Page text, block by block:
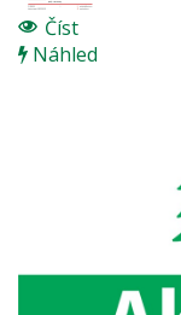
Číst
Náhled